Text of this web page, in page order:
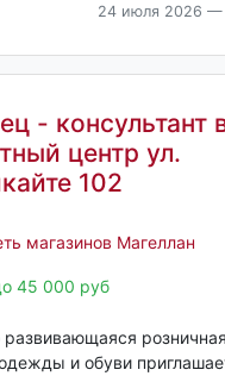
24 июля 2026 —
- консультант
центр ул.
102
магазинов Магеллан
45 000 руб
и обуви